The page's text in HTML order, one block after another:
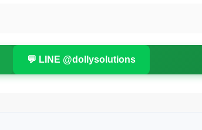
💬 LINE @dollysolutions